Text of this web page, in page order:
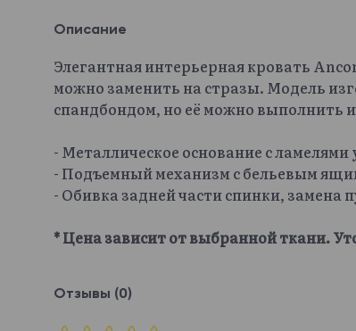
Описание
Элегантная интерьерная кровать
можно заменить на стразы. Модель
спандбондом, но её можно выполнить
- Металлическое основание с
- Подъемный механизм с бельевым
- Обивка задней части спинки, замена
* Цена зависит от выбранной ткани.
Отзывы (0)